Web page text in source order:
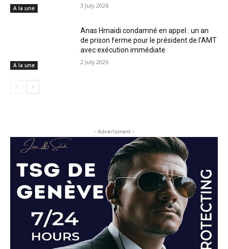
A la une 3 July 2026
A la une
Anas Hmaidi condamné en appel : un an
de prison ferme pour le président de l’AMT
avec exécution immédiate
2 July 2026
- Advertisment -